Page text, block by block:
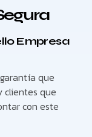
Empresa
que
clientes que
con este